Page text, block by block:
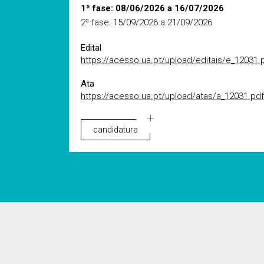
1ª fase: 08/06/2026 a 16/07/2026
2ª fase: 15/09/2026 a 21/09/2026
Edital
https://acesso.ua.pt/upload/editais/
Ata
https://acesso.ua.pt/upload/atas/a_12031.pdf
candidatura